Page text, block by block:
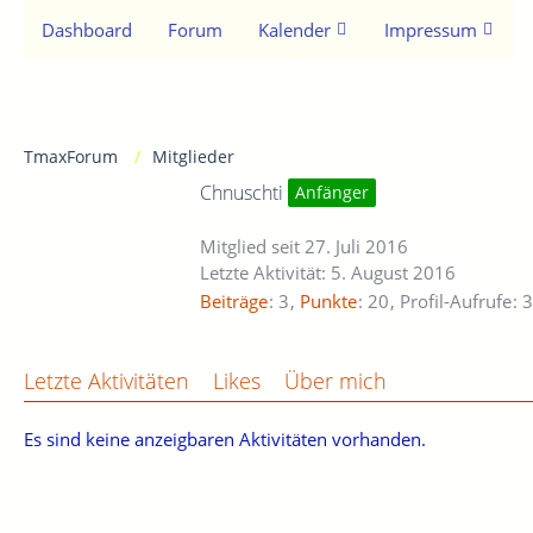
Dashboard Forum Kalender Impressum
TmaxForum Mitglieder
Chnuschti Anfänger
Mitglied seit 27. Juli 2016
Letzte Aktivität: 5. August 2016
Beiträge 3 Punkte 20 Profil-Aufrufe
Letzte Aktivitäten Likes Über mich
Es sind keine anzeigbaren Aktivitäten vorhanden.